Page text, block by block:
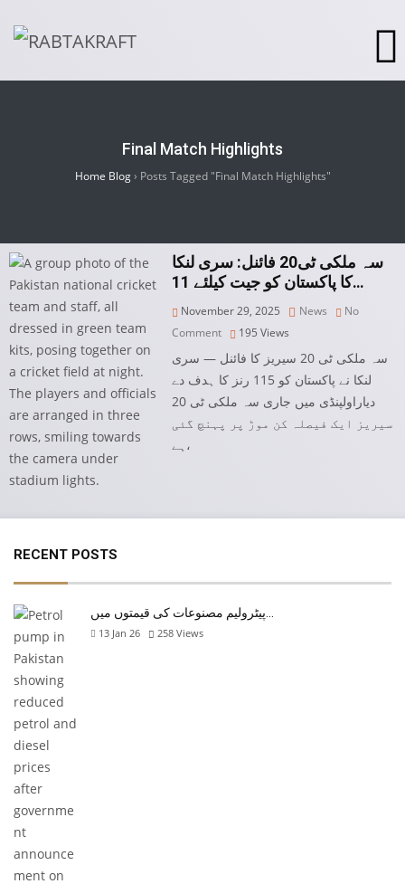
Final Match Highlights
Home Blog› Posts Tagged "Final Match Highlights"
سہ ملکی ٹی20 فائنل: سری لنکا
کا پاکستان کو جیت کیلئے 11…
November 29, 2025 News
No
Comment
195Views
سہ ملکی ٹی 20 سیریز کا فائنل — سری
لنکا نے پاکستان کو 115 رنز کا ہدف دے
دیاراولپنڈی میں جاری سہ ملکی ٹی 20
سیریز ایک فیصلہ کن موڑ پر پہنچ گئی
ہے،
RECENT POSTS
13 Jan 26 258 Views